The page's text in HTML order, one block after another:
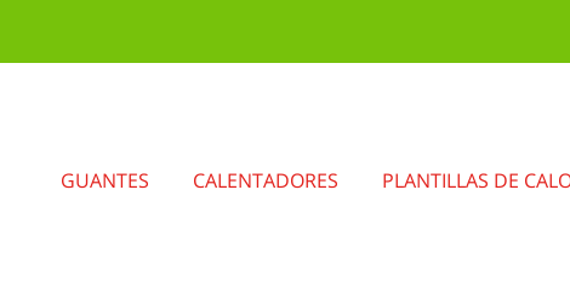
GUANTES CALENTADORES PLANTILLAS DE